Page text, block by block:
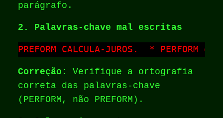
parágrafo.
2. Palavras-chave mal escritas
PREFORM CALCULA-JUROS.  *
Correção:
Verifique a ortografia
correta das palavras-chave
(PERFORM, não PREFORM).